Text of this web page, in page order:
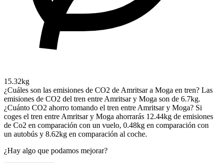
15.32kg
¿Cuáles son las emisiones de CO2 de Amritsar a Moga en tren? Las
emisiones de CO2 del tren entre Amritsar y Moga son de 6.7kg.
¿Cuánto CO2 ahorro tomando el tren entre Amritsar y Moga? Si
coges el tren entre Amritsar y Moga ahorrarás 12.44kg de emisiones
de Co2 en comparación con un vuelo, 0.48kg en comparación con
un autobús y 8.62kg en comparación al coche.
¿Hay algo que podamos mejorar?